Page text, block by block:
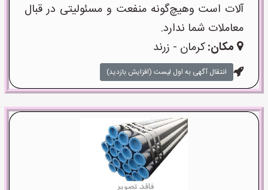
آلات است وهیچ‌گونه منفعت و مسئولیتی در قبال
معاملات شما ندارد.
مکان:کرمان - زرند
انتقال آگهی به اول لیست (افزایش بازدید)